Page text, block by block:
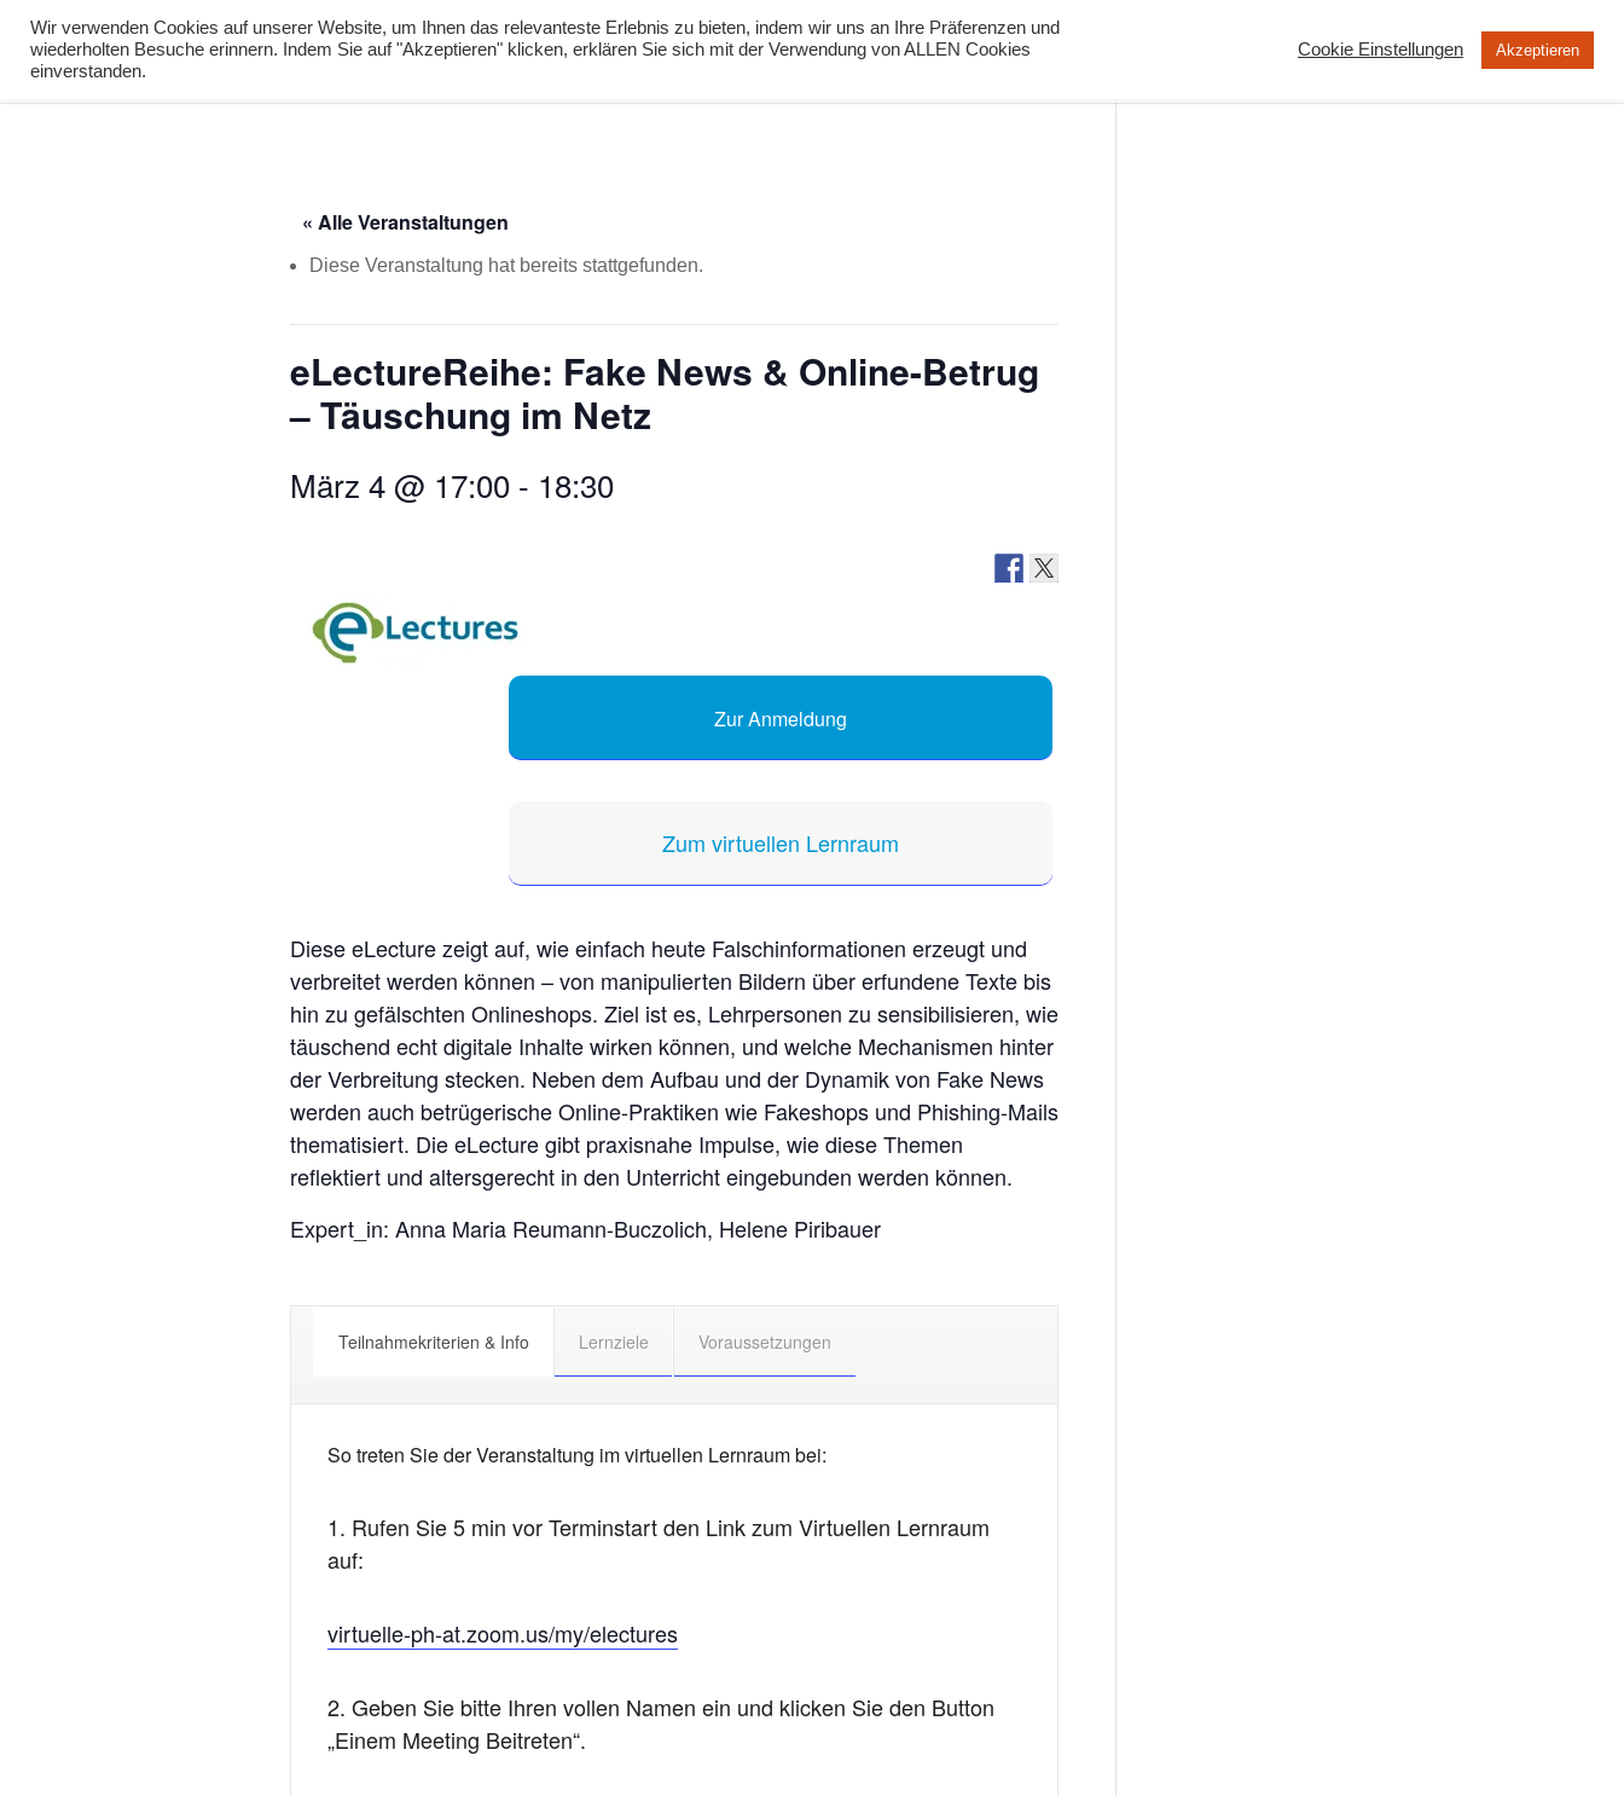
info@virtuelle-ph.at
« Alle Veranstaltungen
Diese Veranstaltung hat bereits stattgefunden.
eLectureReihe: Fake News & Online-Betrug
– Täuschung im Netz
März 4 @ 17:00 - 18:30
Zur Anmeldung
Zum virtuellen Lernraum
Diese eLecture zeigt auf, wie einfach heute Falschinformationen erzeugt und
verbreitet werden können – von manipulierten Bildern über erfundene Texte bis
hin zu gefälschten Onlineshops. Ziel ist es, Lehrpersonen zu sensibilisieren, wie
täuschend echt digitale Inhalte wirken können, und welche Mechanismen hinter
der Verbreitung stecken. Neben dem Aufbau und der Dynamik von Fake News
werden auch betrügerische Online-Praktiken wie Fakeshops und Phishing-Mails
thematisiert. Die eLecture gibt praxisnahe Impulse, wie diese Themen
reflektiert und altersgerecht in den Unterricht eingebunden werden können.
Expert_in: Anna Maria Reumann-Buczolich, Helene Piribauer
Teilnahmekriterien & Info Lernziele Voraussetzungen
So treten Sie der Veranstaltung im virtuellen Lernraum bei:
1. Rufen Sie 5 min vor Terminstart den Link zum Virtuellen Lernraum
auf:
virtuelle-ph-at.zoom.us/my/electures
2. Geben Sie bitte Ihren vollen Namen ein und klicken Sie den Button
„Einem Meeting Beitreten“.
Wir verwenden Cookies auf unserer Website, um Ihnen das relevanteste Erlebnis zu bieten, indem wir uns an Ihre Präferenzen und
wiederholten Besuche erinnern. Indem Sie auf "Akzeptieren" klicken, erklären Sie sich mit der Verwendung von ALLEN Cookies
einverstanden.
Cookie Einstellungen Akzeptieren